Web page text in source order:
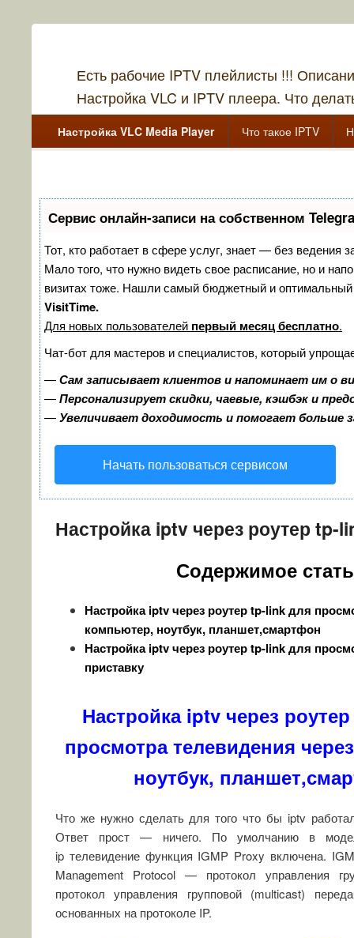
Есть рабочие IPTV плейлисты !!!
Настройка VLC и IPTV плеера. Что
Главное меню
Перейти к основному содержанию
Перейти к дополнительному содержимому
Настройка VLC Media Player Что такое IPTV
Сервис онлайн-записи на собственном
Тот, кто работает в сфере услуг, знает — без ведения
Мало того, что нужно видеть свое расписание, но и
визитах тоже. Нашли самый бюджетный и
VisitTime.
Для новых пользователей первый месяц бесплатно.
Чат-бот для мастеров и специалистов, который
—Сам записывает клиентов и напоминает им о
—Персонализирует скидки, чаевые, кэшбэк и
—Увеличивает доходимость и помогает больше
Начать пользоваться сервисом
Настройка iptv через роутер tp-
Содержимое
Настройка iptv через роутер tp-link для
компьютер, ноутбук, планшет,смартфон
Настройка iptv через роутер tp-link для
приставку
Настройка iptv через
просмотра телевидения
ноутбук,
Что же нужно сделать для того что бы iptv
Ответ прост — ничего. По умолчанию в
ip телевидение функция IGMP Proxy включена.
Management Protocol — протокол управления
протокол управления групповой (multicast)
основанных на протоколе IP.